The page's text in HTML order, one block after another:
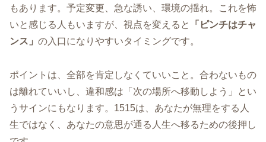
もあります。予定変更、急な誘い、環境の揺れ。これを怖
いと感じる人もいますが、視点を変えると
「ピンチはチャ
ンス」 の入口になりやすいタイミングです。
ポイントは、全部を肯定しなくていいこと。合わないもの
は離れていいし、違和感は「次の場所へ移動しよう」とい
うサインにもなります。1515は、あなたが無理をする人
生ではなく、あなたの意思が通る人生へ移るための後押し